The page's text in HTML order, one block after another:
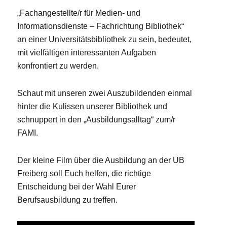
„Fachangestellte/r für Medien- und
Informationsdienste – Fachrichtung Bibliothek“
an einer Universitätsbibliothek zu sein, bedeutet,
mit vielfältigen interessanten Aufgaben
konfrontiert zu werden.
Schaut mit unseren zwei Auszubildenden einmal
hinter die Kulissen unserer Bibliothek und
schnuppert in den „Ausbildungsalltag“ zum/r
FAMI.
Der kleine Film über die Ausbildung an der UB
Freiberg soll Euch helfen, die richtige
Entscheidung bei der Wahl Eurer
Berufsausbildung zu treffen.